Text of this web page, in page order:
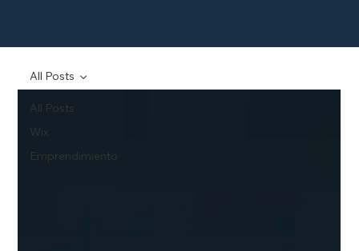
All Posts
Wix
Emprendimiento
All Posts